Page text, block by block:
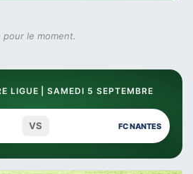
le moment.
LIGUE | SAMEDI 5 SEPTEMBRE
VS FC NANTES